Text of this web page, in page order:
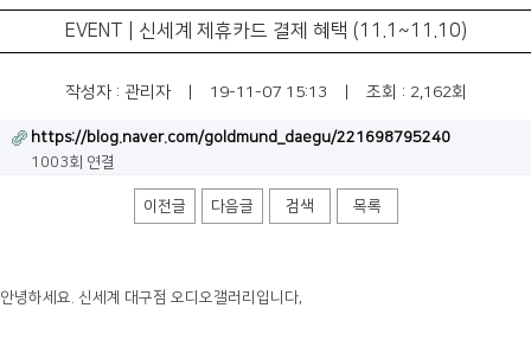
EVENT | 신세계 제휴카드 결제 혜택 (11.1~11.10)
작성자 : 관리자 19-11-07 15:13 조회 : 2,162회
https://blog.naver.com/goldmund_daegu/221698795240
1003회 연결
이전글 다음글 검색 목록
안녕하세요. 신세계 대구점 오디오갤러리입니다,